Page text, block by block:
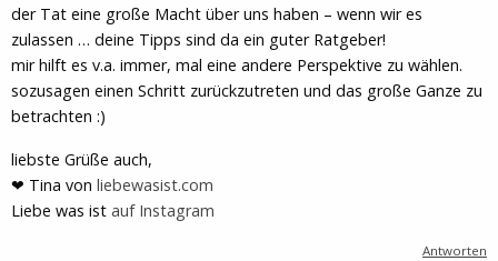
der Tat eine große Macht über uns haben – wenn wir es
zulassen … deine Tipps sind da ein guter Ratgeber!
mir hilft es v.a. immer, mal eine andere Perspektive zu wählen.
sozusagen einen Schritt zurückzutreten und das große Ganze zu
betrachten :)
liebste Grüße auch,
❤ Tina von liebewasist.com
Liebe was ist auf Instagram
Antworten